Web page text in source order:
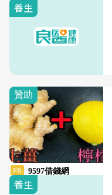
養生
養生